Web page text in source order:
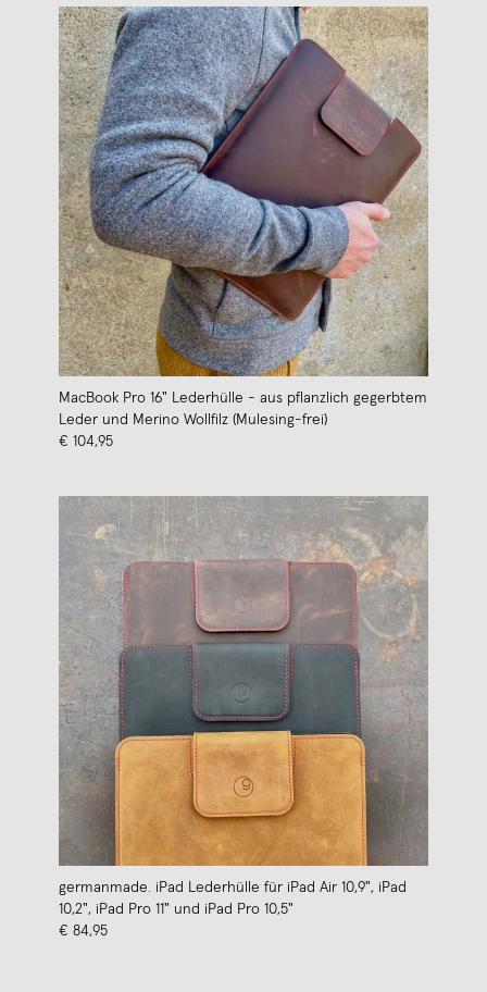
MacBook Pro 16" Lederhülle - aus pflanzlich gegerbtem
Leder und Merino Wollfilz (Mulesing-frei)
€ 104,95
germanmade. iPad Lederhülle für iPad Air 10,9", iPad
10,2", iPad Pro 11" und iPad Pro 10,5"
€ 84,95